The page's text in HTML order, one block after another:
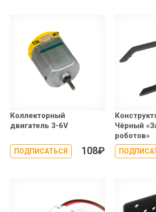
Коллекторный
двигатель 3-6V
ПОДПИСАТЬСЯ 108₽
Чёрный
роботов»